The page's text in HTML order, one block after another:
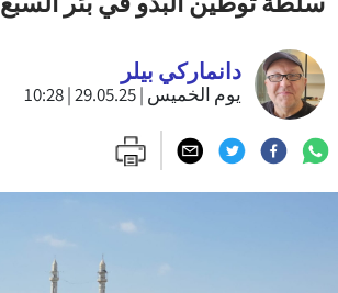
دانماركي بيلر
يوم الخميس | 29.05.25 | 10:28